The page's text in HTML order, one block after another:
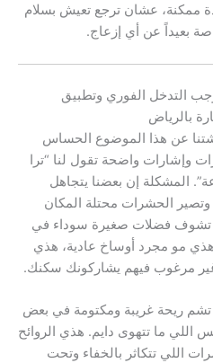
ممكنة، عشان ترجع تعيش بسلام
بعيداً عن أي إزعاج.
التدخل الفوري وتطبيق
بالرياض
عن هذا الموضوع الحساس
وإشارات واضحة تقول لنا “ترا
المشكلة إن بعضنا يتجاهل
وتصير الحشرات محتلة المكان
تشوف فضلات صغيرة سوداء في
هذي مو مجرد أوساخ عادية، هذي
مرغوب فيهم يشاركونك سكنك.
تشم ريحة غريبة ومكتومة في بعض
ما تتهوى دايم. هذي الروائح
اللي تتكاثر بالخفاء وتحت